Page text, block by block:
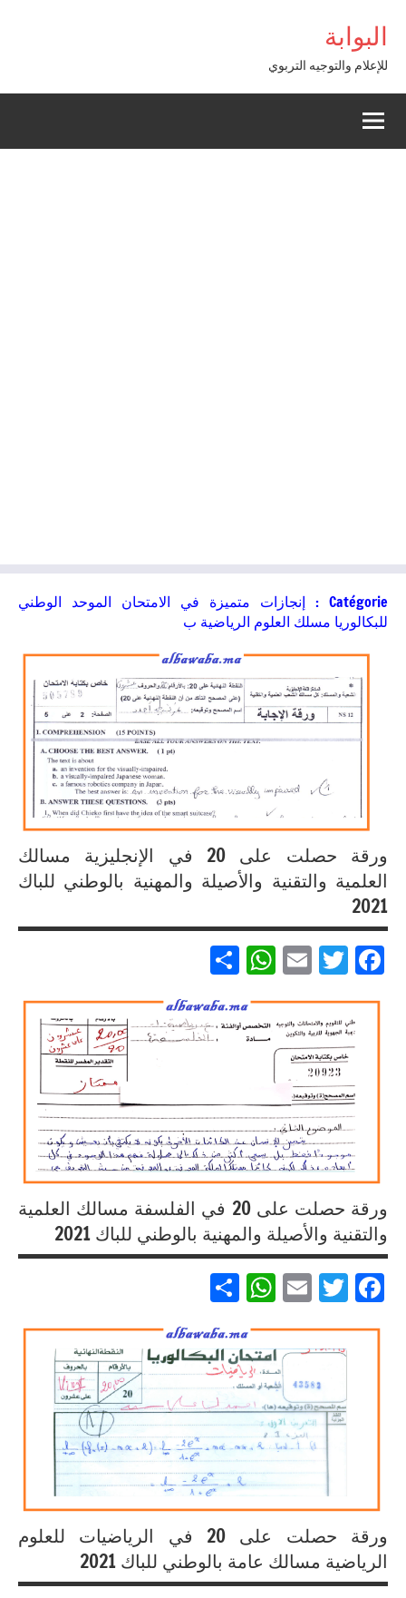
contenu
البوابة
للإعلام والتوجيه التربوي
Catégorie :
إنجازات متميزة في الامتحان الموحد الوطني
للبكالوريا مسلك العلوم الرياضية ب
ورقة حصلت على 20 في الإنجليزية مسالك
العلمية والتقنية والأصيلة والمهنية بالوطني للباك
2021
Facebook
Twitter
Email
WhatsApp
إنجازات
متميزة
الامتحان
الموحد
للبكالوريا
لجميع
المسالك
إنجازات
متميزة
في
الامتحان
الوطني
العلوم
في
الامتحان
الموحد
الوطني
ورقة حصلت على 20 في الفلسفة مسالك العلمية
والتقنية والأصيلة والمهنية بالوطني للباك 2021
Facebook
Twitter
Email
WhatsApp
إنجازات
الامتحان
لجميع
المسالك
إنجازات
متميزة
ورقة حصلت على 20 في الرياضيات للعلوم
الرياضية مسالك عامة بالوطني للباك 2021